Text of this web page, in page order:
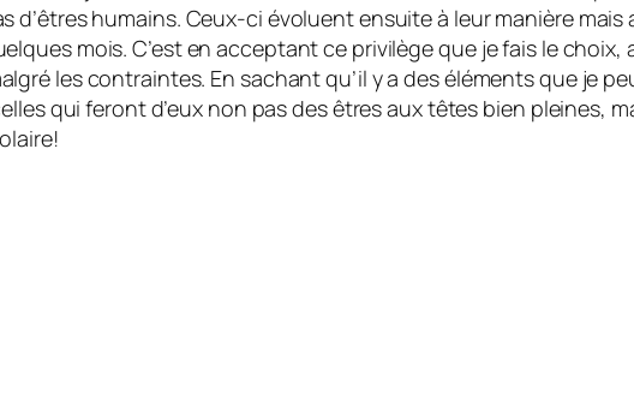
d’êtres humains. Ceux-ci évoluent ensuite à leur manière
mois. C’est en acceptant ce privilège que je fais le
les contraintes. En sachant qu’il y a des éléments que je
qui feront d’eux non pas des êtres aux têtes bien